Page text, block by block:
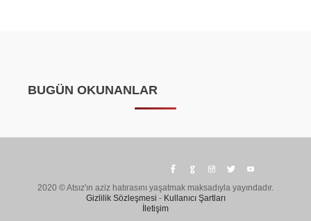
BUGÜN OKUNANLAR
2020 © Atsız'ın aziz hatırasını yaşatmak maksadıyla yayındadır.
Gizlilik Sözleşmesi - Kullanıcı Şartları
İletişim